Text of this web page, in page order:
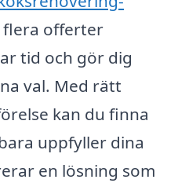
flera offerter
tid och gör dig
val. Med rätt
kan du finna
uppfyller dina
en lösning som